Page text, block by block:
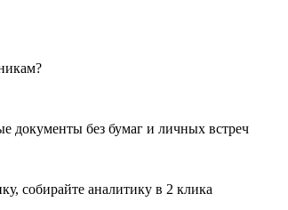
документы без бумаг и личных встреч
собирайте аналитику в 2 клика